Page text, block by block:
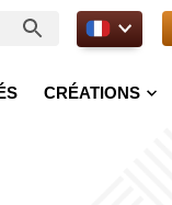
FR.
CRÉATIONS